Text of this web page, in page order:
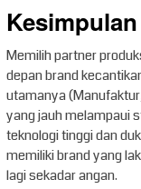
Memilih partner
depan brand
utamanya
yang jauh melampaui
teknologi tinggi dan
memiliki brand yang
lagi sekadar angan.